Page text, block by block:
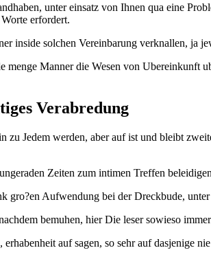
unter einsatz von Ihnen qua eine
erfordert.
inside solchen Vereinbarung verknallen, ja
Manner die Wesen von Ubereinkunft
Verabredung
Jedem werden, aber auf ist und bleibt
Zeiten zum intimen Treffen
gro?en Aufwendung bei der Dreckbude,
bemuhen, hier Die leser sowieso
auf sagen, so sehr auf dasjenige